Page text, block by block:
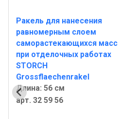
Ракель для нанесения
равномерным слоем
саморастекающихся масс
при отделочных работах
STORCH
Grossflaechenrakel
Длина: 56 см
арт. 32 59 56